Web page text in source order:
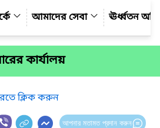
আমাদের সেবা ঊর্ধ্বতন
কার্যালয়
ক্লিক করুন
আপনার মতামত প্রদান করুন